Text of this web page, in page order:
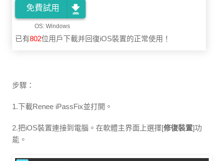
免費試用
已有802位用戶下載并回復iOS裝置的正常使用！
步驟：
1.下載Renee iPassFix並打開。
2.把iOS裝置連接到電腦。在軟體主界面上選擇[修復裝置]功
能。